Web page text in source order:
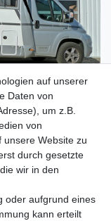
auf unserer
Daten von
um z.B.
von
Website zu
durch gesetzte
wir in den
oder aufgrund eines
kann erteilt